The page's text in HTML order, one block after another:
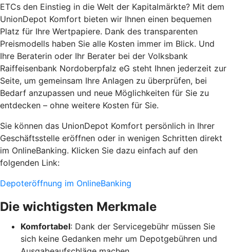
ETCs den Einstieg in die Welt der Kapitalmärkte? Mit dem
UnionDepot Komfort bieten wir Ihnen einen bequemen
Platz für Ihre Wertpapiere. Dank des transparenten
Preismodells haben Sie alle Kosten immer im Blick. Und
Ihre Beraterin oder Ihr Berater bei der Volksbank
Raiffeisenbank Nordoberpfalz eG steht Ihnen jederzeit zur
Seite, um gemeinsam Ihre Anlagen zu überprüfen, bei
Bedarf anzupassen und neue Möglichkeiten für Sie zu
entdecken – ohne weitere Kosten für Sie.
Sie können das UnionDepot Komfort persönlich in Ihrer
Geschäftsstelle eröffnen oder in wenigen Schritten direkt
im OnlineBanking. Klicken Sie dazu einfach auf den
folgenden Link:
Depoteröffnung im OnlineBanking
Die wichtigsten Merkmale
Komfortabel: Dank der Servicegebühr müssen Sie
sich keine Gedanken mehr um Depotgebühren und